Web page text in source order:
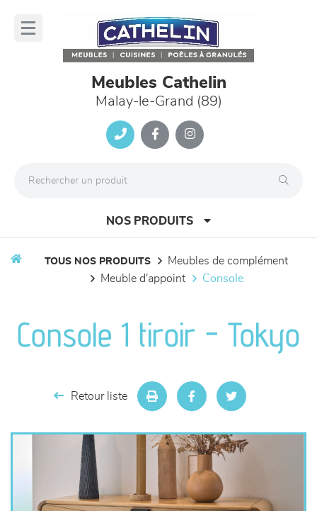
Meubles Cathelin
Malay-le-Grand (89)
NOS PRODUITS
séjours
chambres et dressing
décoration
TOUS NOS PRODUITS
meubles de complément
meuble d'appoint
console
Console 1 tiroir - Tokyo
Retour liste